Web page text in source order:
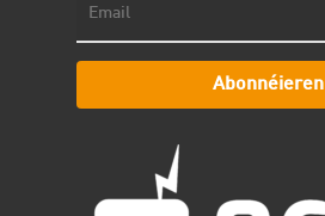
Abonnéieren